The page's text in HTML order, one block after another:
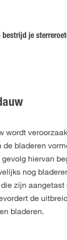
bestrijd je
wordt
de bladeren
hiervan
nog
zijn
de
bladeren.